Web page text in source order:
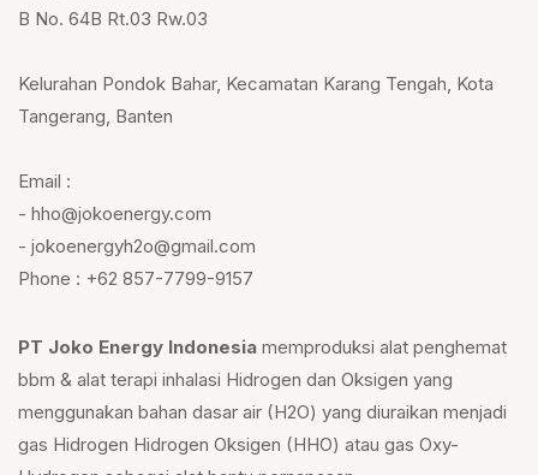
B No. 64B Rt.03 Rw.03
Kelurahan Pondok Bahar, Kecamatan Karang Tengah, Kota
Tangerang, Banten
Email :
- hho@jokoenergy.com
- jokoenergyh2o@gmail.com
Phone : +62 857-7799-9157
PT Joko Energy Indonesia memproduksi alat penghemat
bbm & alat terapi inhalasi Hidrogen dan Oksigen yang
menggunakan bahan dasar air (H2O) yang diuraikan menjadi
gas Hidrogen Hidrogen Oksigen (HHO) atau gas Oxy-